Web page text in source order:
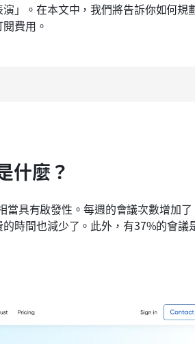
」。在本文中，我們將告訴你如何規
費用。
什麼？
當具有啟發性。每週的會議次數增加
時間也減少了。此外，有37%的會議